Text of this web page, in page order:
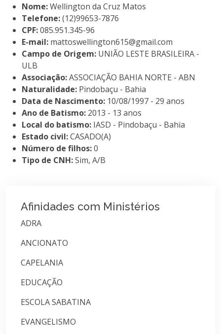
Nome:Wellington da Cruz Matos
Telefone:(12)99653-7876
CPF:085.951.345-96
E-mail: mattoswellington615@gmail.com
Campo de Origem: UNIÃO LESTE BRASILEIRA -
ULB
Associação:ASSOCIAÇÃO BAHIA NORTE - ABN
Naturalidade: Pindobaçu - Bahia
Data de Nascimento: 10/08/1997 - 29 anos
Ano de Batismo: 2013 - 13 anos
Local do batismo: IASD - Pindobaçu - Bahia
Estado civil:CASADO(A)
Número de filhos:0
Tipo de CNH:Sim, A/B
Afinidades com Ministérios
ADRA
ANCIONATO
CAPELANIA
EDUCAÇÃO
ESCOLA SABATINA
EVANGELISMO